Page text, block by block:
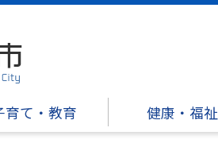
育て・教育 健康・福祉